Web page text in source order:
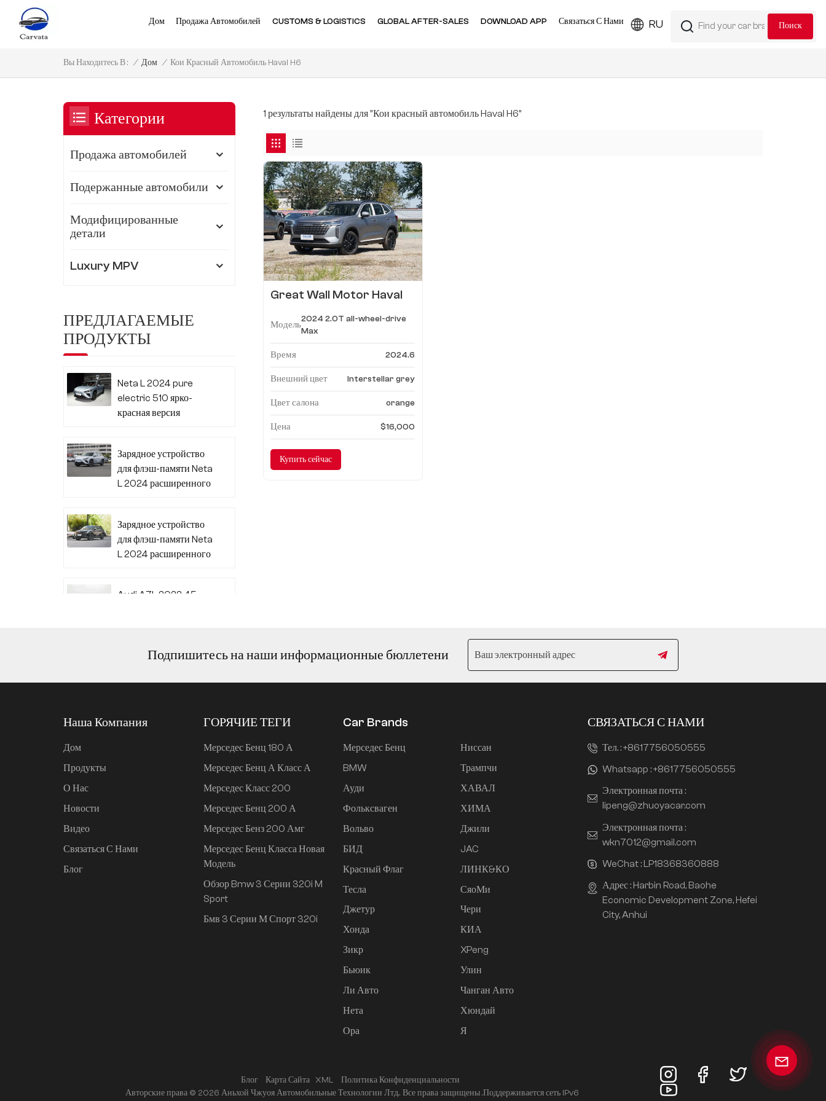
RU
Дом Продажа Автомобилей CUSTOMS & LOGISTICS GLOBAL AFTER-SALES DOWNLOAD APP Связаться С Нами
Вы Находитесь В : / Дом / Кои Красный Автомобиль Haval H6
1 результаты найдены для "Кои красный автомобиль Haval H6"
Great Wall Motor Haval
двухприводный Макс.
Модель
2024 2.0T all-wheel-drive
Max
Время 2024.6
Внешний цвет Interstellar grey
Цвет салона orange
Цена $16,000
Купить сейчас
Категории
Продажа автомобилей
Подержанные автомобили
Модифицированные
детали
Luxury MPV
ПРЕДЛАГАЕМЫЕ
ПРОДУКТЫ
Neta L 2024 pure
electric 510 ярко-
красная версия
Зарядное устройство
для флэш-памяти Neta
L 2024 расширенного
Зарядное устройство
для флэш-памяти Neta
L 2024 расширенного
Audi A7L 2022 45
Ли Авто L6 2024
Макс.
Ли Авто L6 2024 Про
дальнобойная версия
для умного вождения
Mi SU7 2024, 830 км,
Подпишитесь на наши информационные бюллетени
Наша Компания
Дом
Продукты
О Нас
Новости
Видео
Связаться С Нами
Блог
ГОРЯЧИЕ ТЕГИ
Мерседес Бенц 180 А
Мерседес Бенц А Класс А
Мерседес Класс 200
Мерседес Бенц 200 А
Мерседес Бенз 200 Амг
Мерседес Бенц Класса Новая
Модель
Обзор Bmw 3 Серии 320i M
Sport
Бмв 3 Серии М Спорт 320i
Car Brands
Мерседес Бенц
BMW
Ауди
Фольксваген
Вольво
БИД
Красный Флаг
Тесла
Джетур
Хонда
Зикр
Бьюик
Ли Авто
Нета
Ора
Ниссан
Трампчи
ХАВАЛ
ХИМА
Джили
JAC
ЛИНК&КО
СяоМи
Чери
КИА
XPeng
Улин
Чанган Авто
Хюндай
Я
СВЯЗАТЬСЯ С НАМИ
Тел. :+8617756050555
Whatsapp :+8617756050555
Электронная почта :
lipeng@zhuoyacar.com
Электронная почта :
wkn7012@gmail.com
WeChat : LP18368360888
Адрес : Harbin Road, Baohe
Economic Development Zone, Hefei
City, Anhui
Блог Карта Сайта XML
Политика Конфиденциальности
Авторские права © 2026 Аньхой Чжуоя Автомобильные Технологии Лтд.. Все права защищены .Поддерживается сеть IPv6